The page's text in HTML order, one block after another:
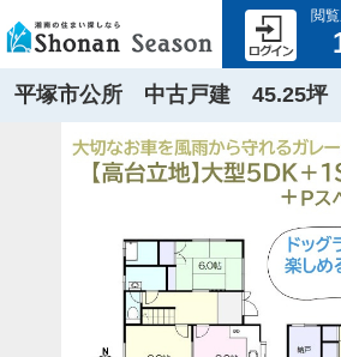
閲
平塚市公所 中古戸建 45.25坪